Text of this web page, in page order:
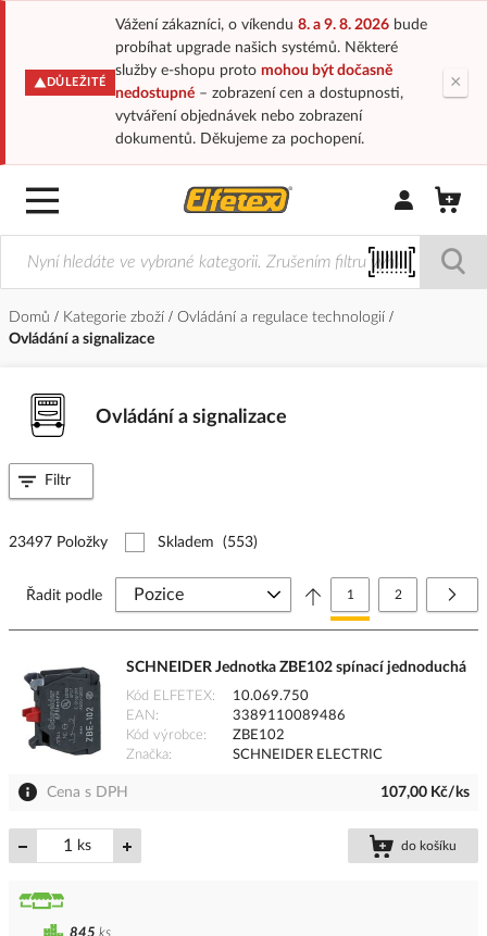
DŮLEŽITÉ
Vážení zákazníci, o víkendu 8. a 9. 8. 2026bude
probíhat upgrade našich systémů. Některé
služby e-shopu proto mohou být dočasně
nedostupné– zobrazení cen a dostupnosti,
vytváření objednávek nebo zobrazení
dokumentů. Děkujeme za pochopení.
×
Přihlásit/
Domů Kategorie zboží
Ovládání a regulace technologií
Ovládání a signalizace
Ovládání a signalizace
23497 Položky Skladem (553)
Stránka
Právě si prohlížíte
1 Stránka
2
Řadit podle
SCHNEIDER Jednotka ZBE102 spínací jednoduchá
Kód ELFETEX
10.069.750
EAN
3389110089486
Kód výrobce
ZBE102
Značka
SCHNEIDER ELECTRIC
Cena s DPH 107,00 Kč/ks
ks do košíku
Filtr